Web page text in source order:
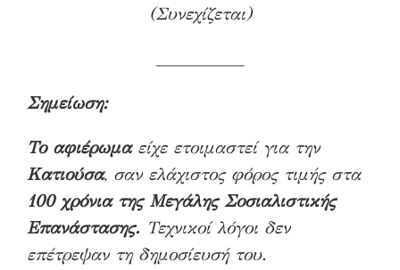
(Συνεχίζεται)
Σημείωση:
Το αφιέρωμα είχε ετοιμαστεί για την
Κατιούσα, σαν ελάχιστος φόρος τιμής στα
100 χρόνια της Μεγάλης Σοσιαλιστικής
Επανάστασης. Τεχνικοί λόγοι δεν
επέτρεψαν τη δημοσίευσή του.